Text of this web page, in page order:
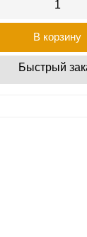
В корзину
Быстрый